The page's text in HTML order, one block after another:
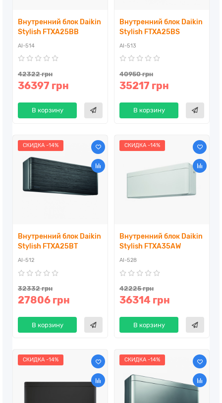
Внутренний блок Daikin
Stylish FTXA25BB
AI-514
42322 грн
36397 грн
В корзину
Внутренний блок Daikin
Stylish FTXA25BS
AI-513
40950 грн
35217 грн
В корзину
СКИДКА -14%
Внутренний блок Daikin
Stylish FTXA25BT
AI-512
32332 грн
27806 грн
В корзину
СКИДКА -14%
Внутренний блок Daikin
Stylish FTXA35AW
AI-528
42225 грн
36314 грн
В корзину
СКИДКА -14% СКИДКА -14%